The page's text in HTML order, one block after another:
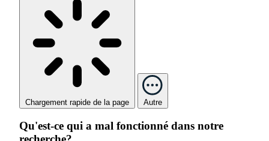
Chargement rapide de la page Autre
Qu'est-ce qui a mal fonctionné dans notre